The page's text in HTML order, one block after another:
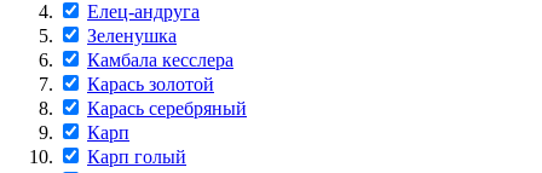
Елец-андруга
Зеленушка
Камбала кесслера
Карась золотой
Карась серебряный
Карп
Карп голый